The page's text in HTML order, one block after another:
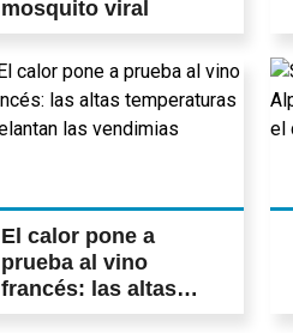
mosquito viral
El calor pone a
prueba al vino
francés: las altas
temperaturas